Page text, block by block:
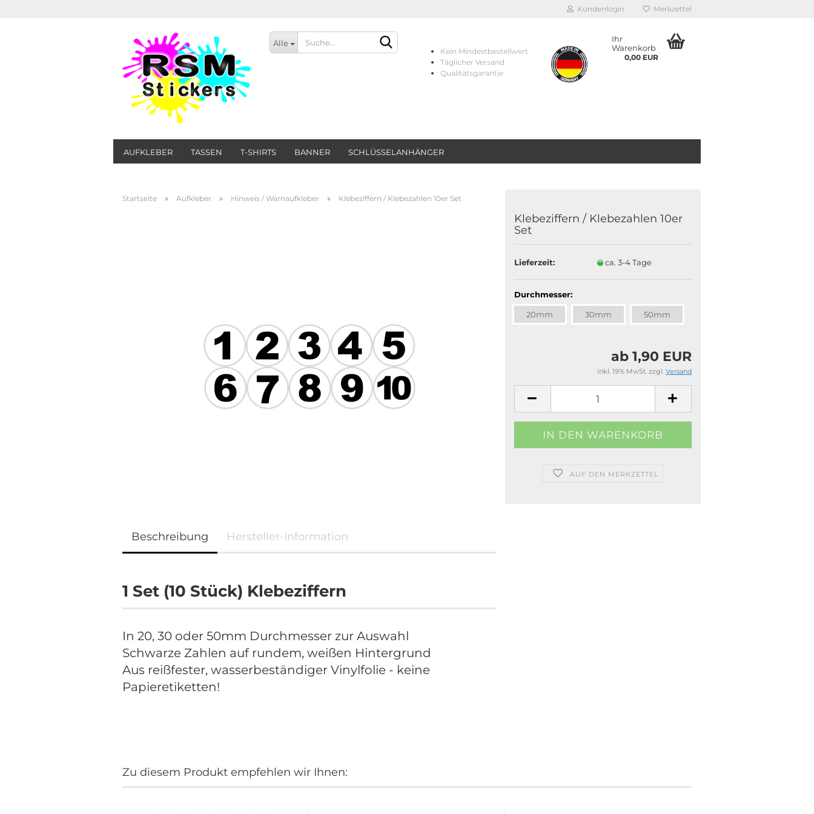
Kundenlogin Merkzettel
Alle
Kein Mindestbestellwert
Täglicher Versand
Qualitätsgarantie
Ihr
Warenkorb
0,00 EUR
AUFKLEBER TASSEN T-SHIRTS BANNER SCHLÜSSELANHÄNGER
Startseite » Aufkleber » Hinweis / Warnaufkleber » Klebeziffern / Klebezahlen 10er Set
Klebeziffern / Klebezahlen 10er
Set
Lieferzeit: ca. 3-4 Tage
Durchmesser:
20mm 30mm 50mm
ab 1,90 EUR
inkl. 19% MwSt. zzgl. Versand
AUF DEN MERKZETTEL
Beschreibung Hersteller-Information
1 Set (10 Stück) Klebeziffern
In 20, 30 oder 50mm Durchmesser zur Auswahl
Schwarze Zahlen auf rundem, weißen Hintergrund
Aus reißfester, wasserbeständiger Vinylfolie - keine
Papieretiketten!
Zu diesem Produkt empfehlen wir Ihnen: